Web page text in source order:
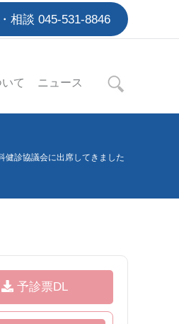
相談 045-531-8846
て ニュース
健診協議会に出席してきました
予診票DL